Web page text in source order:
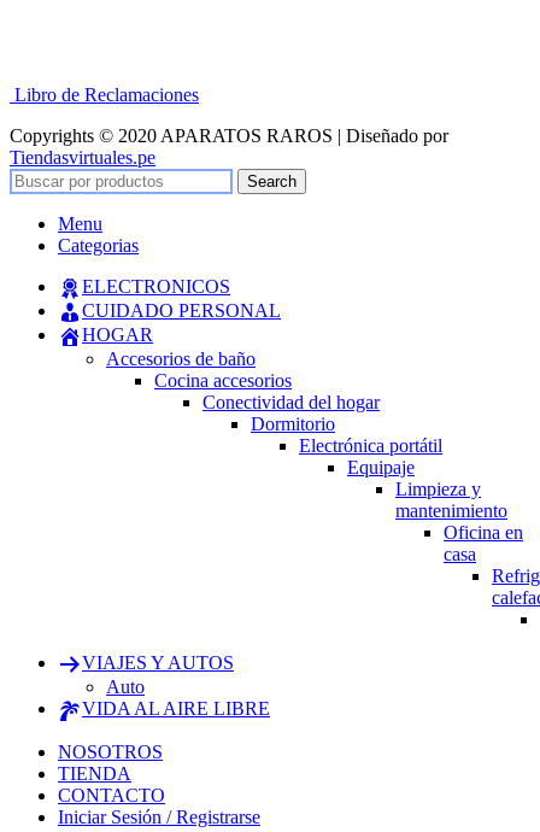
Libro de Reclamaciones
Copyrights © 2020 APARATOS RAROS | Diseñado por
Tiendasvirtuales.pe
Search
Menu
Categorias
ELECTRONICOS
CUIDADO PERSONAL
HOGAR
Accesorios de baño
Cocina accesorios
Conectividad del hogar
Dormitorio
Electrónica portátil
Equipaje
Limpieza y
mantenimiento
Oficina en
casa
VIAJES Y AUTOS
Auto
VIDA AL AIRE LIBRE
NOSOTROS
TIENDA
CONTACTO
Iniciar Sesión / Registrarse